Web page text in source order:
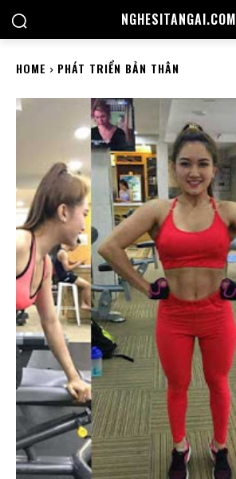
NGHESITANGAI.COM
HOME PHÁT TRIỂN BẢN THÂN